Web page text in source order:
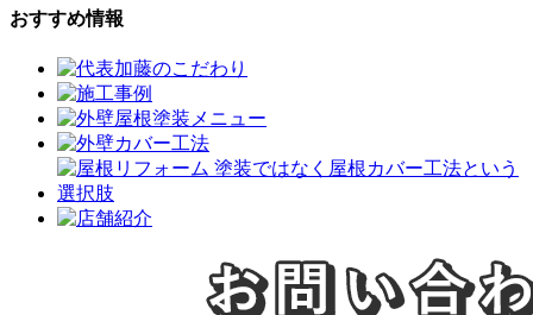
おすすめ情報